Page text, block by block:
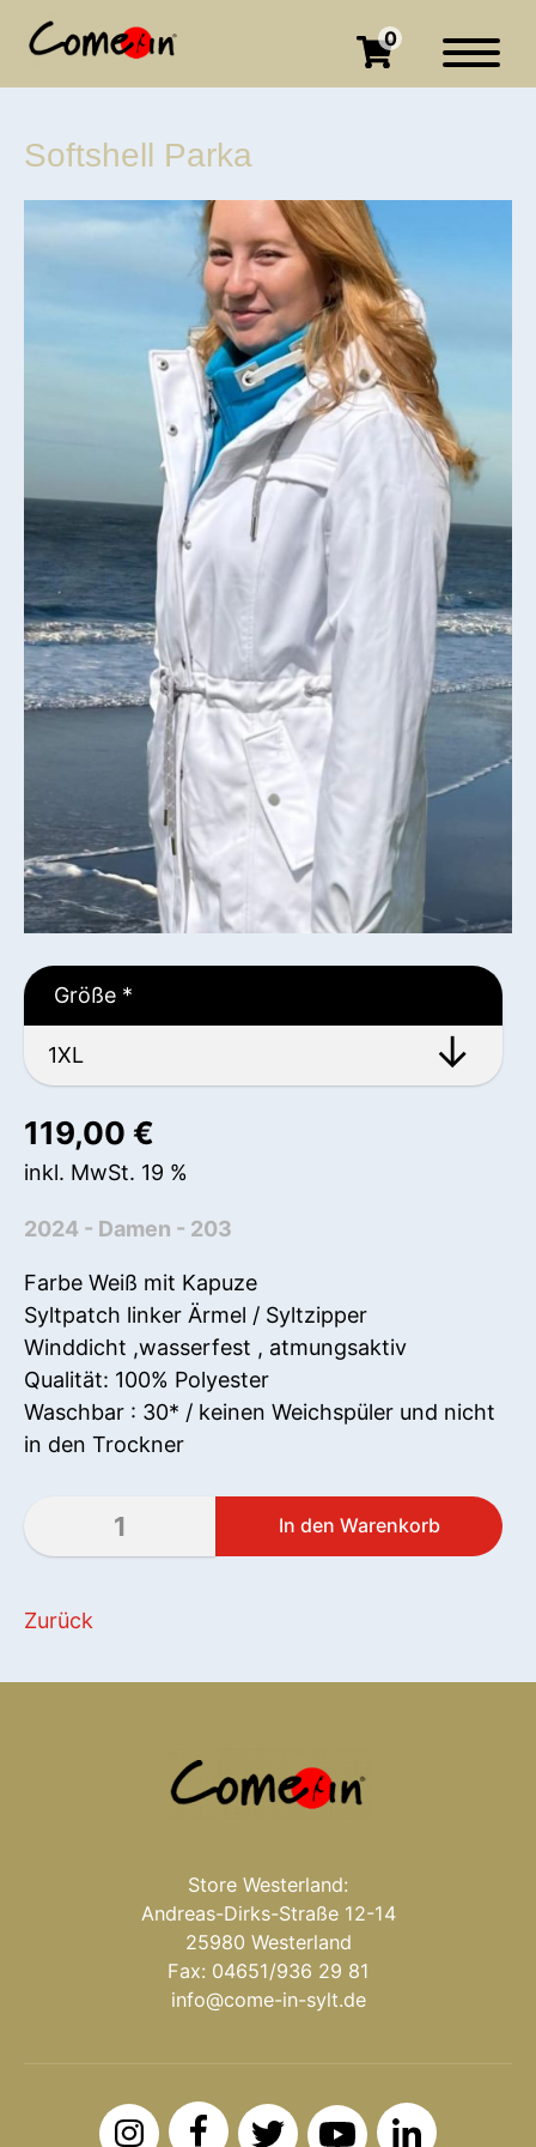
0
Softshell Parka
Größe *
119,00 €
inkl. MwSt. 19 %
2024 - Damen - 203
Farbe Weiß mit Kapuze
Syltpatch linker Ärmel / Syltzipper
Winddicht ,wasserfest , atmungsaktiv
Qualität: 100% Polyester
Waschbar : 30* / keinen Weichspüler und nicht
in den Trockner
Zurück
Store Westerland:
Andreas-Dirks-Straße 12-14
25980 Westerland
Fax: 04651/936 29 81
info@come-in-sylt.de